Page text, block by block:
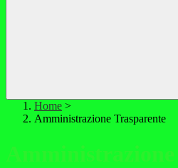
Home >
Amministrazione Trasparente